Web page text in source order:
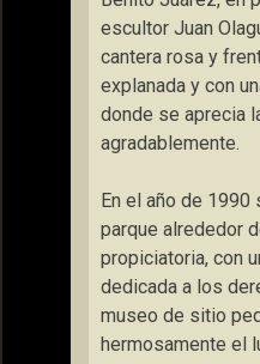
escultor Juan
cantera rosa y
explanada y con
donde se aprecia
agradablemente.
En el año de 1990
parque alrededor
propiciatoria, con
dedicada a los
museo de sitio
hermosamente el